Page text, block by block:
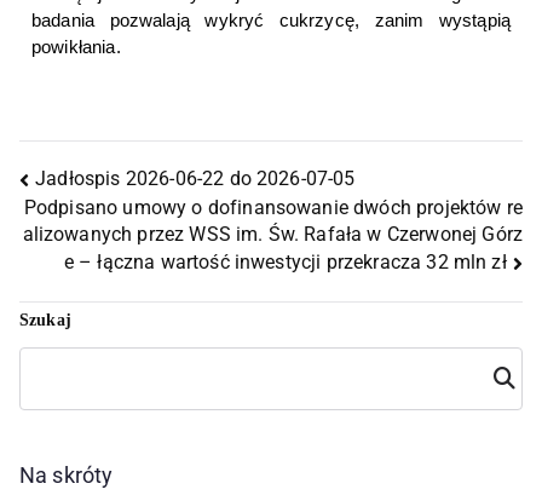
badania pozwalają wykryć cukrzycę, zanim wystąpią
powikłania.
Jadłospis 2026-06-22 do 2026-07-05
Podpisano umowy o dofinansowanie dwóch projektów re
alizowanych przez WSS im. Św. Rafała w Czerwonej Górz
e – łączna wartość inwestycji przekracza 32 mln zł
Szukaj
Szuka
j
Na skróty